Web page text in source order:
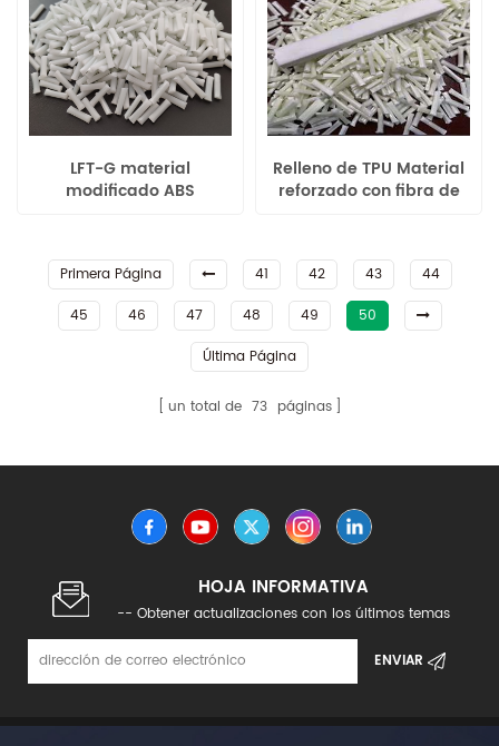
LFT-G material
modificado ABS
inyección para piezas
automotrices
Relleno de TPU Material
reforzado con fibra de
ingeniería de la marca
LFT-D
Primera Página 41 42 43
44
45
46 47 48 49
50
Última Página
un total de 73 páginas
HOJA INFORMATIVA
-- Obtener actualizaciones con los últimos temas